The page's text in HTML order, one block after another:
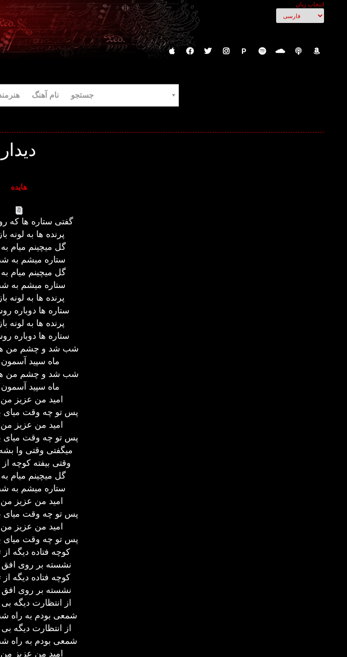
انتخاب زبان
P
جستجو نام آهنگ
دیدار
هایده
گفتی ستاره ها که
پرنده ها به لونه
گل میچینم میام به
ستاره میشم به
گل میچینم میام به
ستاره میشم به
پرنده ها به لونه
ستاره ها دوباره
پرنده ها به لونه
ستاره ها دوباره
شب شد و چشم من
ماه سپید
شب شد و چشم من
ماه سپید
امید من عزیز
پس تو چه وقت میای
امید من عزیز
پس تو چه وقت میای
میگفتی وقتی وا
وقتی بیفته کوچه
گل میچینم میام به
ستاره میشم به
امید من عزیز
پس تو چه وقت میای
امید من عزیز
پس تو چه وقت میای
کوچه فتاده دیگه
نشسته بر روی
کوچه فتاده دیگه
نشسته بر روی
از انتظارت دیگه
شمعی بودم به راه
از انتظارت دیگه
شمعی بودم به راه
امید من عزیز